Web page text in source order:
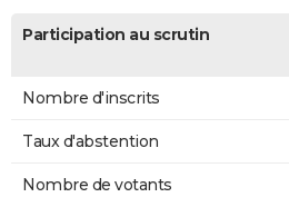
Participation au scrutin
Nombre d'inscrits
Taux d'abstention
Nombre de votants